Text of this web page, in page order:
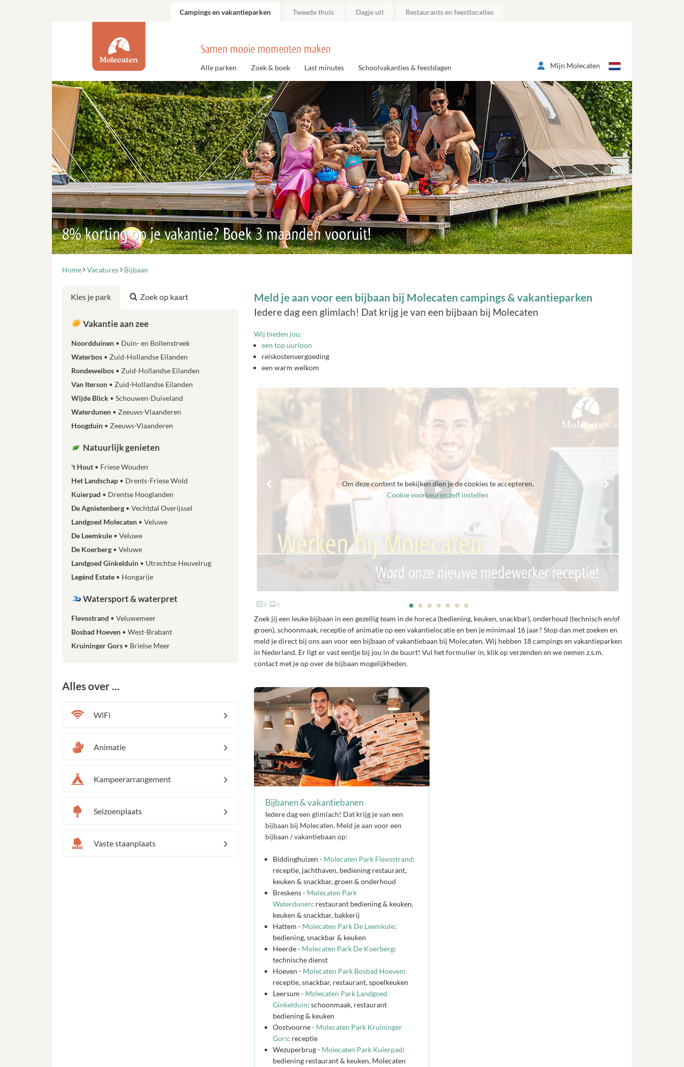
Campings en vakantieparken Tweede thuis Dagje uit Restaurants en feestlocaties
Samen mooie momenten maken
Alle parken Zoek & boek Last minutes Schoolvakanties & feestdagen Mijn Molecaten
8% korting op je vakantie? Boek 3 maanden vooruit!
Home Vacatures Bijbaan
Meld je aan voor een bijbaan bij Molecaten campings & vakantieparken
Iedere dag een glimlach! Dat krijg je van een bijbaan bij Molecaten
Wij bieden jou:
een top uurloon
reiskostenvergoeding
een warm welkom
Om deze content te bekijken dien je de cookies te accepteren.
Cookie voorkeuren zelf instellen
8 0
Zoek jij een leuke bijbaan in een gezellig team in de horeca (bediening, keuken, snackbar), onderhoud (technisch en/of
groen), schoonmaak, receptie of animatie op een vakantielocatie en ben je minimaal 16 jaar? Stop dan met zoeken en
meld je direct bij ons aan voor een bijbaan of vakantiebaan bij Molecaten. Wij hebben 18 campings en vakantieparken
in Nederland. Er ligt er vast eentje bij jou in de buurt! Vul het formulier in, klik op verzenden en we nemen z.s.m.
contact met je op over de bijbaan mogelijkheden.
Bijbanen & vakantiebanen
Iedere dag een glimlach! Dat krijg je van een
bijbaan bij Molecaten. Meld je aan voor een
bijbaan / vakantiebaan op:
Biddinghuizen - Molecaten Park Flevostrand:
receptie, jachthaven, bediening restaurant,
keuken & snackbar, groen & onderhoud
Breskens - Molecaten Park
Waterdunen: restaurant bediening & keuken,
keuken & snackbar, bakkerij
Hattem - Molecaten Park De Leemkule:
bediening, snackbar & keuken
Heerde - Molecaten Park De Koerberg:
technische dienst
Hoeven - Molecaten Park Bosbad Hoeven:
receptie, snackbar, restaurant, spoelkeuken
Leersum - Molecaten Park Landgoed
Ginkelduin: schoonmaak, restaurant
bediening & keuken
Oostvoorne - Molecaten Park Kruininger
Gors: receptie
Wezuperbrug - Molecaten Park Kuierpad:
bediening restaurant & keuken, Molecaten
Kies je park Zoek op kaart
Vakantie aan zee
Noordduinen
Duin- en Bollenstreek
Waterbos
Zuid-Hollandse Eilanden
Rondeweibos
Zuid-Hollandse Eilanden
Van Iterson
Zuid-Hollandse Eilanden
Wijde Blick
Schouwen-Duiveland
Waterdunen
Zeeuws-Vlaanderen
Hoogduin
Zeeuws-Vlaanderen
Natuurlijk genieten
't Hout
Friese Wouden
Het Landschap
Drents-Friese Wold
Kuierpad
Drentse Hooglanden
De Agnietenberg
Vechtdal Overijssel
Landgoed Molecaten
Veluwe
De Leemkule
Veluwe
De Koerberg
Veluwe
Landgoed Ginkelduin
Utrechtse Heuvelrug
Legénd Estate
Hongarije
Watersport & waterpret
Flevostrand
Veluwemeer
Bosbad Hoeven
West-Brabant
Kruininger Gors
Brielse Meer
Alles over ...
WiFi
Animatie
Kampeerarrangement
Seizoenplaats
Vaste staanplaats